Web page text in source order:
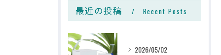
最近の投稿 Recent Posts
2026/05/02